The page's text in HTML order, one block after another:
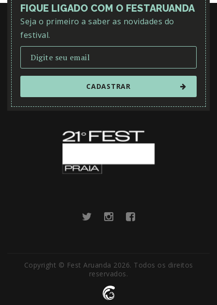
FIQUE LIGADO COM O FESTARUANDA
Seja o primeiro a saber as novidades do
festival.
Copyright © Fest Aruanda 2026. Todos os direitos
reservados.